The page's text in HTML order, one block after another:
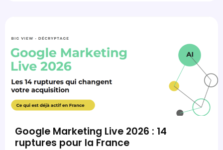
Google Marketing Live 2026 : 14
ruptures pour la France